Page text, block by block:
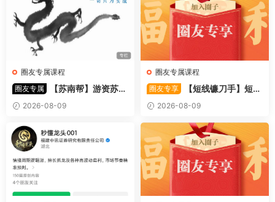
圈友专属课程
圈友专属
【苏南帮】游资苏南
帮资金情绪模式-强势股 视频
44文件
2026-08-09
圈友专属课程
圈友专享
【短线镰刀手】短线
镰刀手《强者恒强战法模型》
合集文章+指标
2026-08-09